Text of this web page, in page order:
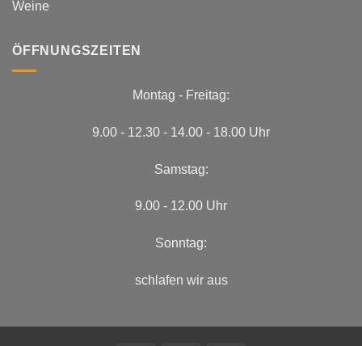
Weine
ÖFFNUNGSZEITEN
Montag - Freitag:
9.00 - 12.30 - 14.00 - 18.00 Uhr
Samstag:
9.00 - 12.00 Uhr
Sonntag:
schlafen wir aus